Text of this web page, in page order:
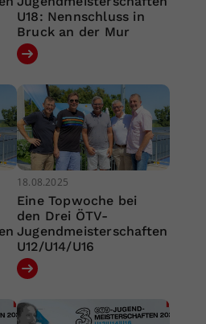
U18: Nennschluss in
Bruck an der Mur
18.08.2025
Eine Topwoche bei
den Drei ÖTV-
Jugendmeisterschaften
U12/U14/U16